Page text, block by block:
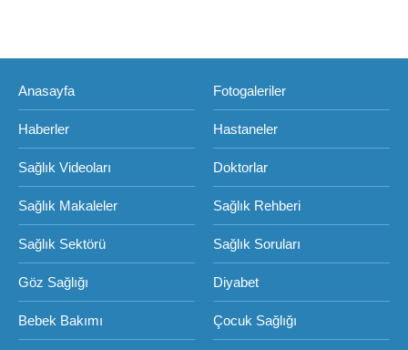
Anasayfa Fotogaleriler
Haberler Hastaneler
Sağlık Videoları Doktorlar
Sağlık Makaleler Sağlık Rehberi
Sağlık Sektörü Sağlık Soruları
Göz Sağlığı Diyabet
Bebek Bakımı Çocuk Sağlığı